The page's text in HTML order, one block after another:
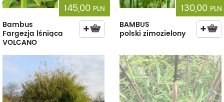
145,00 PLN
Bambus
Fargezja lśniąca
VOLCANO
130,00 PLN
BAMBUS
polski zimozielony